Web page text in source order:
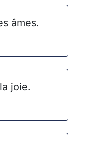
âmes.
joie.